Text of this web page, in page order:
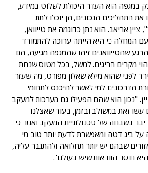
במגפה הוא העדר היכולת לשלוט במידע,
את התהליכים הנכונים, הן יוכלו לתת
ציין אריאב. הוא נתן כדוגמה את טייוואן,
המחלה כי היא הייתה ערוכה להתמודד
שהטייוואנים זיהו שהמגפה מגיעה, הם
מקרים חריגים. למשל, בכל מטוס שנחת
לפני שהוא מילא שאלון מפורט, מה שעזר
הדרכונים למי לאשר להיכנס לתחומי
"נכון הוא שהם הפעילו גם מערכות למעקב
זאת במשולב ובזמן, בעוד שאצלנו
בשבחה של טכנולוגיית המעקב ואמר כי
ביג דטה ומאפשרת לדעת יותר טוב מי
שבהם יש יותר תחלואה ולהתגבר עליה,
חוסר הוודאות שיש בעולם".